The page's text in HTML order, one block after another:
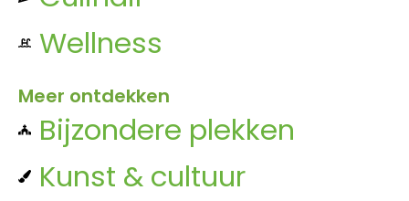
Wellness
Meer ontdekken
Bijzondere plekken
Kunst & cultuur